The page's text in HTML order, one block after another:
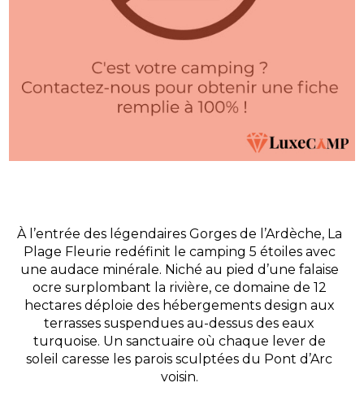
À l’entrée des légendaires Gorges de l’Ardèche, La
Plage Fleurie redéfinit le camping 5 étoiles avec
une audace minérale. Niché au pied d’une falaise
ocre surplombant la rivière, ce domaine de 12
hectares déploie des hébergements design aux
terrasses suspendues au-dessus des eaux
turquoise. Un sanctuaire où chaque lever de
soleil caresse les parois sculptées du Pont d’Arc
voisin.